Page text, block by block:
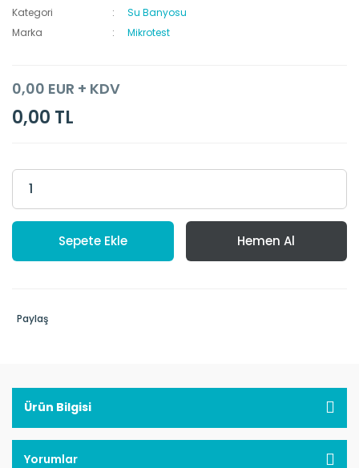
Kategori
Su Banyosu
Marka
Mikrotest
0,00 EUR + KDV
0,00 TL
Sepete Ekle Hemen Al
Paylaş
Ürün Bilgisi
Yorumlar